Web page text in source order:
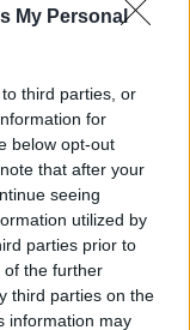
My Personal
third parties, or
for
below opt-out
that after your
seeing
utilized by
parties prior to
of the further
third parties on the
information may
λατρεύουν
το